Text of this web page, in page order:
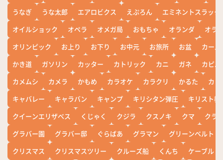
うなぎ
うな太郎 エアロビクス えぷろん
エミネントスラック
オイルショック
オペラ オメガ局 おもちゃ オランダ
オラ
オリンピック
お上り お下り お中元 お旅所 お盆
カー
かき道
ガソリン カッター カトリック カニ ガネ
カピバ
カメムシ
カメラ かもめ カラオケ カラクリ かるた
カレ
キャバレー
キャラバン キャンプ キリシタン弾圧
キリスト教
クイーンエリザベス
くじゃく クジラ クスノキ クマ
クラ
グラバー園
グラバー邸 ぐらばあ グラマン
グリーンベルト
クリスマス
クリスマスツリー クルーズ船 くんち
ケーブル